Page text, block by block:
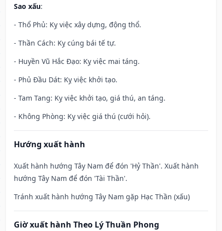
Sao xấu:
- Thổ Phủ: Kỵ việc xây dựng, động thổ.
- Thần Cách: Kỵ cúng bái tế tự.
- Huyền Vũ Hắc Đạo: Kỵ việc mai táng.
- Phủ Đầu Dát: Kỵ việc khởi tạo.
- Tam Tang: Kỵ việc khởi tạo, giá thú, an táng.
- Không Phòng: Kỵ việc giá thú (cưới hỏi).
Hướng xuất hành
Xuất hành hướng Tây Nam để đón 'Hỷ Thần'. Xuất hành
hướng Tây Nam để đón 'Tài Thần'.
Tránh xuất hành hướng Tây Nam gặp Hạc Thần (xấu)
Giờ xuất hành Theo Lý Thuần Phong